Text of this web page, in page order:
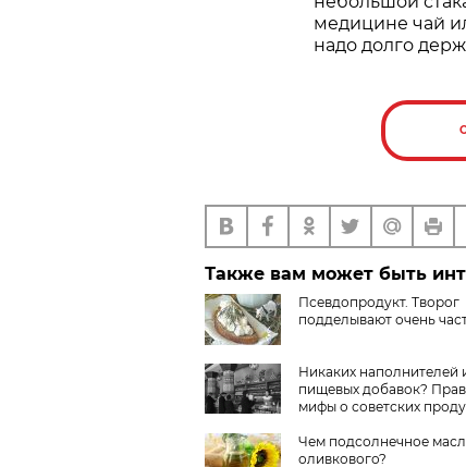
медицине чай
надо долго
Также вам может быть
Псевдопродукт. Творог
подделывают очень
Никаких наполнителей
пищевых добавок?
мифы о советских
Чем подсолнечное
оливкового?